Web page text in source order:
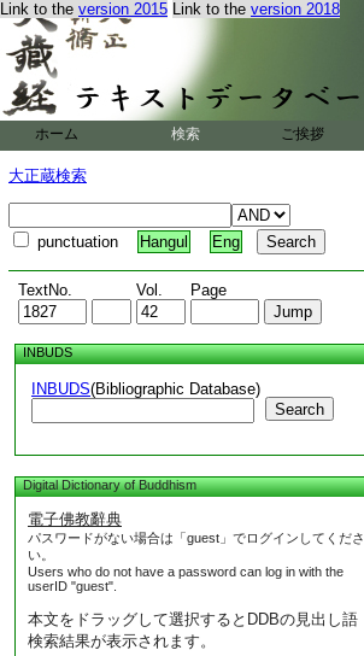
Link to the version 2015 Link to the version 2018
ホーム 検索 ご挨拶
大正蔵検索
punctuation Hangul Eng
TextNo. Vol. Page
INBUDS
INBUDS(Bibliographic Database)
Search
Digital Dictionary of Buddhism
電子佛教辭典
パスワードがない場合は「guest」でログインしてくださ
い。
Users who do not have a password can log in with the
userID "guest".
本文をドラッグして選択するとDDBの見出し語
検索結果が表示されます。